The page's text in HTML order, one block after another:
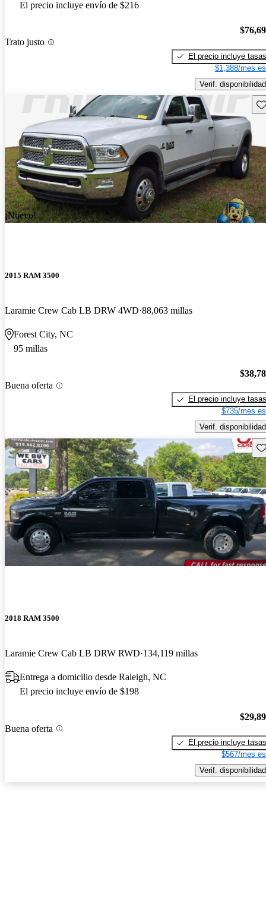
El precio incluye envío de $216
Trato justo
El precio incluye tasas
$1,388/mes
Verif. disponibilidad
¡Nuevo!
2015 RAM 3500
Laramie Crew Cab LB DRW 4WD 88,063 millas
Forest City, NC
95 millas
Buena oferta
El precio incluye tasas
$735/mes
Verif. disponibilidad
2018 RAM 3500
Laramie Crew Cab LB DRW RWD 134,119 millas
Entrega a domicilio desde Raleigh, NC
El precio incluye envío de $198
Buena oferta
El precio incluye tasas
$567/mes
Verif. disponibilidad